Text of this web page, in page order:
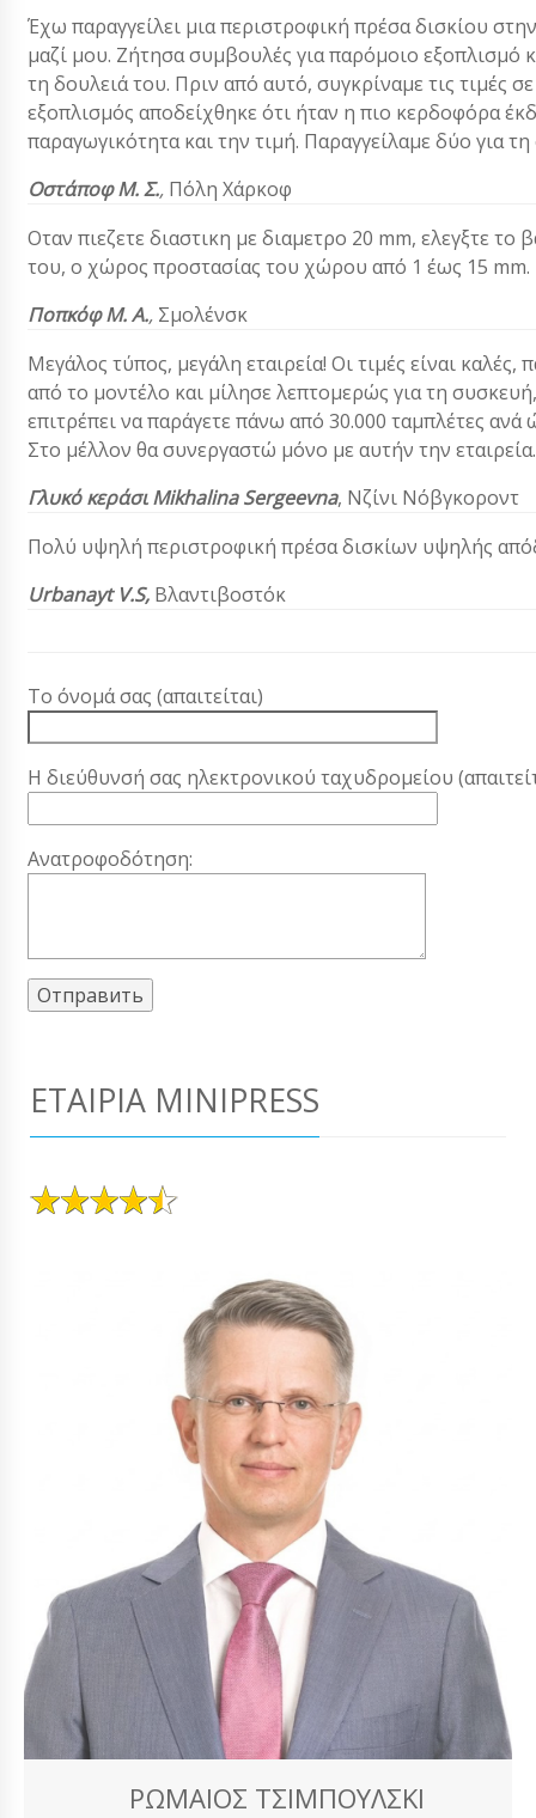
Έχω παραγγείλει μια περιστροφική πρέσα δισκίου
μαζί μου. Ζήτησα συμβουλές για παρόμοιο εξοπλισμό
τη δουλειά του. Πριν από αυτό, συγκρίναμε τις τιμές
εξοπλισμός αποδείχθηκε ότι ήταν η πιο κερδοφόρα
παραγωγικότητα και την τιμή. Παραγγείλαμε δύο για
Οστάποφ Μ. Σ., Πόλη Χάρκοφ
Οταν πιεζετε διαστικη με διαμετρο 20 mm, ελεγξτε
του, ο χώρος προστασίας του χώρου από 1 έως 15 mm.
Ποπκόφ Μ. Α., Σμολένσκ
Μεγάλος τύπος, μεγάλη εταιρεία! Οι τιμές είναι
από το μοντέλο και μίλησε λεπτομερώς για τη
επιτρέπει να παράγετε πάνω από 30.000 ταμπλέτες
Στο μέλλον θα συνεργαστώ μόνο με αυτήν την εταιρεία.
Γλυκό κεράσι Mikhalina Sergeevna, Νζίνι Νόβγκοροντ
Πολύ υψηλή περιστροφική πρέσα δισκίων υψηλής
Urbanayt V.S, Βλαντιβοστόκ
Το όνομά σας (απαιτείται)
Η διεύθυνσή σας ηλεκτρονικού ταχυδρομείου
Ανατροφοδότηση:
ΕΤΑΙΡΊΑ MINIPRESS
ΡΩΜΑΊΟΣ ΤΣΙΜΠΟΎΛΣΚΙ